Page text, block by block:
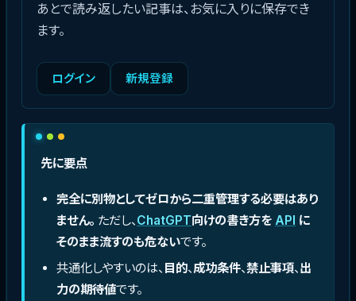
あとで読み返したい記事は、お気に入りに保存でき
ます。
ログイン 新規登録
先に要点
完全に別物としてゼロから二重管理する必要はあり
ません。 ただし、ChatGPT向けの書き方を API に
そのまま流すのも危ないです。
共通化しやすいのは、 目的、 成功条件、禁止事項、 出
力の期待値です。